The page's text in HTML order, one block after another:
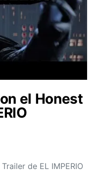
el Honest
de EL IMPERIO